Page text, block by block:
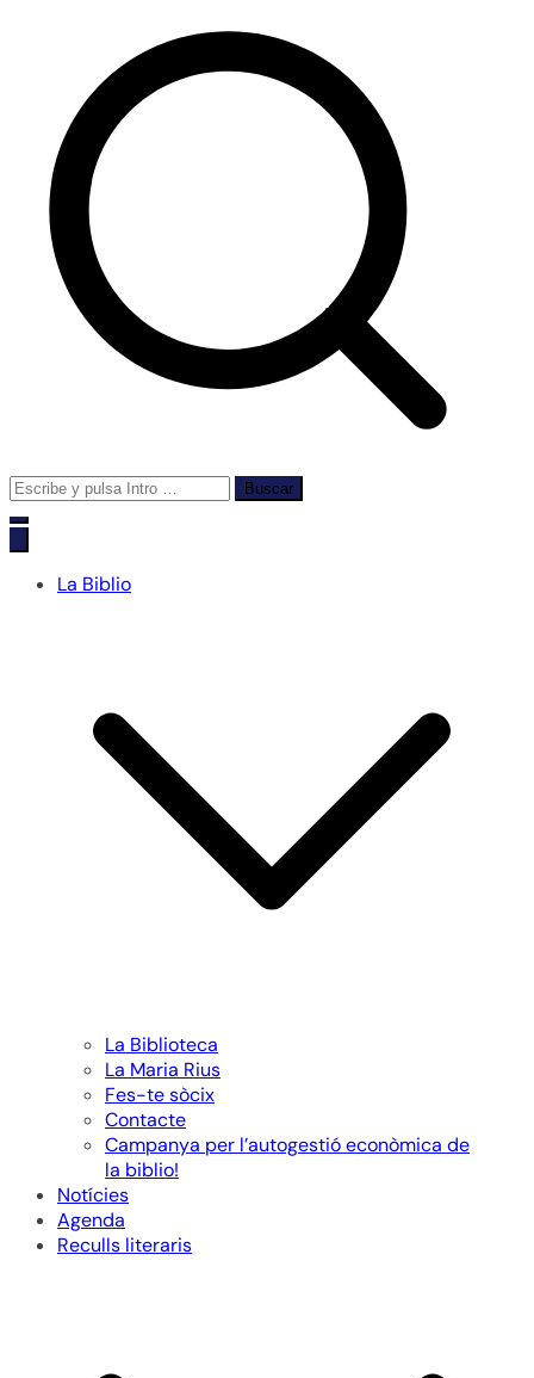
Buscar:
La Biblio
La Biblioteca
La Maria Rius
Fes-te sòcix
Contacte
Campanya per l’autogestió econòmica de
la biblio!
Notícies
Agenda
Reculls literaris